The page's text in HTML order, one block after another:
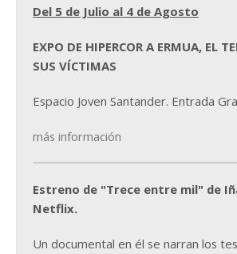
Del 5 de Julio al 4 de Agosto
EXPO DE HIPERCOR A ERMUA, EL
SUS VÍCTIMAS
Espacio Joven Santander. Entrada
más información
Estreno de "Trece entre mil" de
Netflix.
Un documental en él se narran los